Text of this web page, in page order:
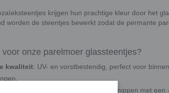
krijgen hun prachtige kleur door het
worden de steentjes bewerkt zodat de permante
onze parelmoer glassteentjes?
kwaliteit: UV- en vorstbestendig, perfect voor
: Eenvoudig op maat te knippen met een